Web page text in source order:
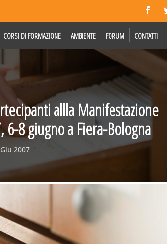
CORSI DI FORMAZIONE AMBIENTE FORUM CONTATTI
allla Manifestazione
6-8 giugno a Fiera-Bologna
2007